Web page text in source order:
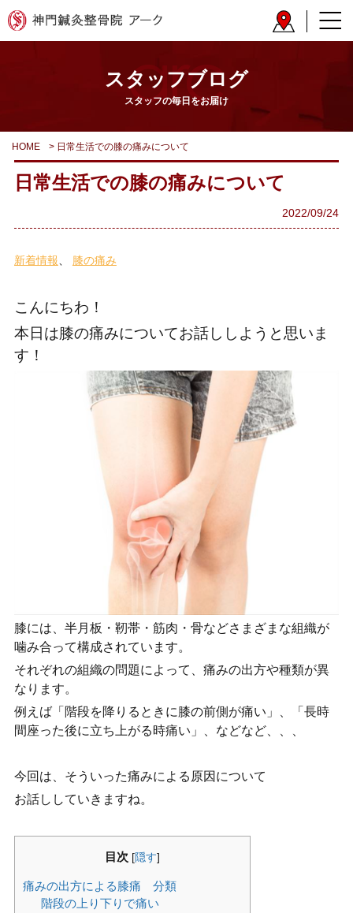
スタッフブログ
スタッフの毎日をお届け
HOME > 日常生活での膝の痛みについて
日常生活での膝の痛みについて
2022/09/24
新着情報 膝の痛み
こんにちわ！
本日は膝の痛みについてお話ししようと思いま
す！
膝には、半月板・靭帯・筋肉・骨などさまざまな組織が
噛み合って構成されています。
それぞれの組織の問題によって、痛みの出方や種類が異
なります。
例えば「階段を降りるときに膝の前側が痛い」、「長時
間座った後に立ち上がる時痛い」、などなど、、、
今回は、そういった痛みによる原因について
お話ししていきますね。
目次 [隠す]
痛みの出方による膝痛 分類
階段の上り下りで痛い